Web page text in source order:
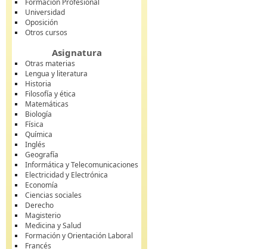
Formación Profesional
Universidad
Oposición
Otros cursos
Asignatura
Otras materias
Lengua y literatura
Historia
Filosofía y ética
Matemáticas
Biología
Física
Química
Inglés
Geografía
Informática y Telecomunicaciones
Electricidad y Electrónica
Economía
Ciencias sociales
Derecho
Magisterio
Medicina y Salud
Formación y Orientación Laboral
Francés